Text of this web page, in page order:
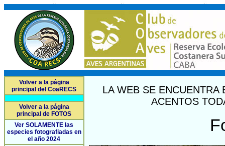
Volver a la página
principal del CoaRECS
Volver a la página
principal de FOTOS
Ver SOLAMENTE las
especies fotografiadas en
el año 2024
LA WEB SE
ACENTOS